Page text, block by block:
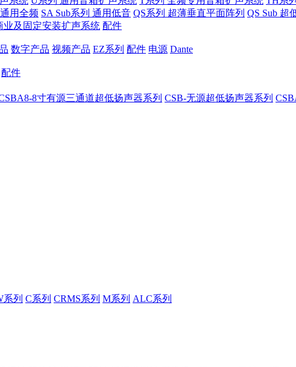
用全频 SA Sub系列 通用低音 QS系列 超薄垂直平面阵列 QS Sub 超
业及固定安装扩声系统 配件
数字产品 视频产品 EZ系列 配件 电源 Dante
配件
8寸有源三通道超低扬声器系列 CSB-无源超低扬声器系列
系列 C系列 CRMS系列 M系列 ALC系列